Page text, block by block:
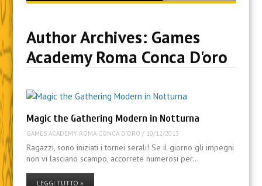
content
Author Archives: Games
Academy Roma Conca D'oro
Magic the Gathering Modern in Notturna
GAMES ACADEMY ROMA CONCA D'ORO / 10/12/2013
Ragazzi, sono iniziati i tornei serali! Se il giorno gli impegni
non vi lasciano scampo, accorrete numerosi per…
LEGGI TUTTO »